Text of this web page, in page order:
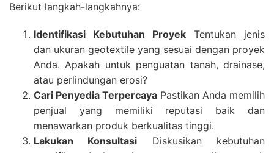
Berikut langkah-langkahnya:
Identifikasi Kebutuhan Proyek Tentukan jenis
dan ukuran geotextile yang sesuai dengan proyek
Anda. Apakah untuk penguatan tanah, drainase,
atau perlindungan erosi?
Cari Penyedia Terpercaya Pastikan Anda memilih
penjual yang memiliki reputasi baik dan
menawarkan produk berkualitas tinggi.
Lakukan Konsultasi Diskusikan kebutuhan